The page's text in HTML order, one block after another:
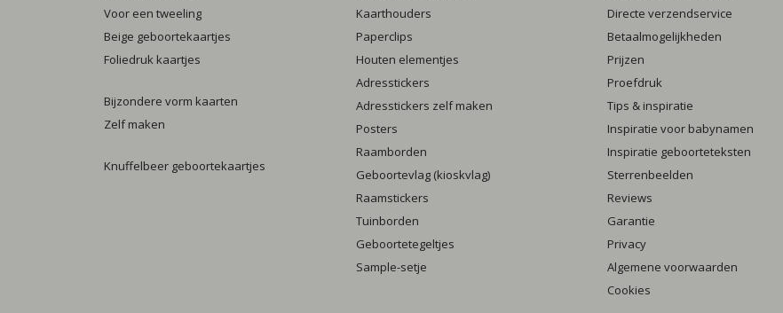
Voor een tweeling
Beige geboortekaartjes
Foliedruk kaartjes
Bijzondere vorm kaarten
Zelf maken
Knuffelbeer geboortekaartjes
Kaarthouders
Paperclips
Houten elementjes
Adresstickers
Adresstickers zelf maken
Posters
Raamborden
Geboortevlag (kioskvlag)
Raamstickers
Tuinborden
Geboortetegeltjes
Sample-setje
Directe verzendservice
Betaalmogelijkheden
Prijzen
Proefdruk
Tips & inspiratie
Inspiratie voor babynamen
Inspiratie geboorteteksten
Sterrenbeelden
Reviews
Garantie
Privacy
Algemene voorwaarden
Cookies